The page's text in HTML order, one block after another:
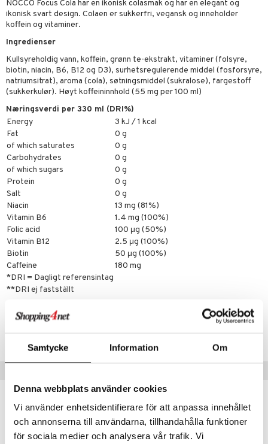
Samtycke Information Om
Denna webbplats använder cookies
Vi använder enhetsidentifierare för att anpassa innehållet
och annonserna till användarna, tillhandahålla funktioner
för sociala medier och analysera vår trafik. Vi
NOCCO Focus Cola har en ikonisk colasmak og har en elegant og
ikonisk svart design. Colaen er sukkerfri, vegansk og inneholder
koffein og vitaminer.
Ingredienser
Kullsyreholdig vann, koffein, grønn te-ekstrakt, vitaminer (folsyre,
biotin, niacin, B6, B12 og D3), surhetsregulerende middel (fosforsyre,
natriumsitrat), aroma (cola), søtningsmiddel (sukralose), fargestoff
(sukkerkulør). Høyt koffeininnhold (55 mg per 100 ml)
Næringsverdi per 330 ml (DRI%)
Energy
3 kJ / 1 kcal
Fat
0 g
of which saturates
0 g
Carbohydrates
0 g
of which sugars
0 g
Protein
0 g
Salt
0 g
Niacin
13 mg (81%)
Vitamin B6
1.4 mg (100%)
Folic acid
100 μg (50%)
Vitamin B12
2.5 μg (100%)
Biotin
50 μg (100%)
Caffeine
180 mg
*DRI = Dagligt referensintag
**DRI ej fastställt
Artikkelnr.
nyhet